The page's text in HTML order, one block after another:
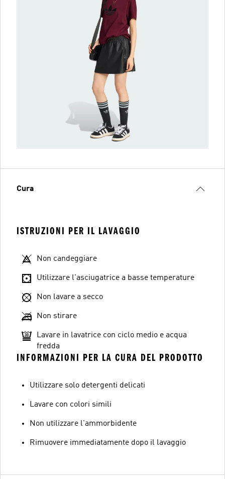
Cura
ISTRUZIONI PER IL LAVAGGIO
Non candeggiare
Utilizzare l'asciugatrice a basse temperature
Non lavare a secco
Non stirare
Lavare in lavatrice con ciclo medio e acqua
fredda
INFORMAZIONI PER LA CURA DEL PRODOTTO
Utilizzare solo detergenti delicati
Lavare con colori simili
Non utilizzare l'ammorbidente
Rimuovere immediatamente dopo il lavaggio